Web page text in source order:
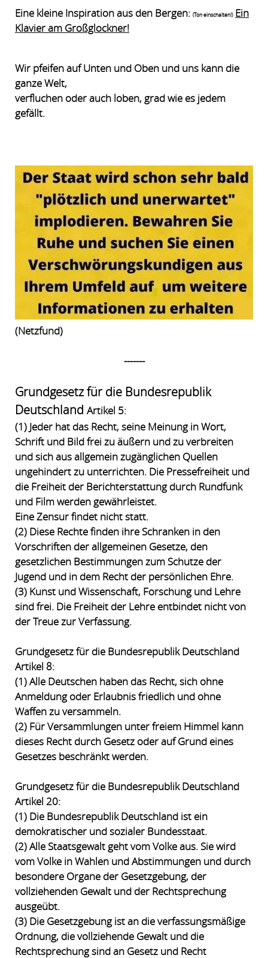
Eine kleine Inspiration aus den Bergen: (Ton einschalten!) Ein
Klavier am Großglockner!
Wir pfeifen auf Unten und Oben und uns kann die
ganze Welt,
verfluchen oder auch loben, grad wie es jedem
gefällt.
(Netzfund)
-------
Grundgesetz für die Bundesrepublik
Deutschland Artikel 5:
(1) Jeder hat das Recht, seine Meinung in Wort,
Schrift und Bild frei zu äußern und zu verbreiten
und sich aus allgemein zugänglichen Quellen
ungehindert zu unterrichten. Die Pressefreiheit und
die Freiheit der Berichterstattung durch Rundfunk
und Film werden gewährleistet.
Eine Zensur findet nicht statt.
(2) Diese Rechte finden ihre Schranken in den
Vorschriften der allgemeinen Gesetze, den
gesetzlichen Bestimmungen zum Schutze der
Jugend und in dem Recht der persönlichen Ehre.
(3) Kunst und Wissenschaft, Forschung und Lehre
sind frei. Die Freiheit der Lehre entbindet nicht von
der Treue zur Verfassung.
Grundgesetz für die Bundesrepublik Deutschland
Artikel 8:
(1) Alle Deutschen haben das Recht, sich ohne
Anmeldung oder Erlaubnis friedlich und ohne
Waffen zu versammeln.
(2) Für Versammlungen unter freiem Himmel kann
dieses Recht durch Gesetz oder auf Grund eines
Gesetzes beschränkt werden.
Grundgesetz für die Bundesrepublik Deutschland
Artikel 20:
(1) Die Bundesrepublik Deutschland ist ein
demokratischer und sozialer Bundesstaat.
(2) Alle Staatsgewalt geht vom Volke aus. Sie wird
vom Volke in Wahlen und Abstimmungen und durch
besondere Organe der Gesetzgebung, der
vollziehenden Gewalt und der Rechtsprechung
ausgeübt.
(3) Die Gesetzgebung ist an die verfassungsmäßige
Ordnung, die vollziehende Gewalt und die
Rechtsprechung sind an Gesetz und Recht